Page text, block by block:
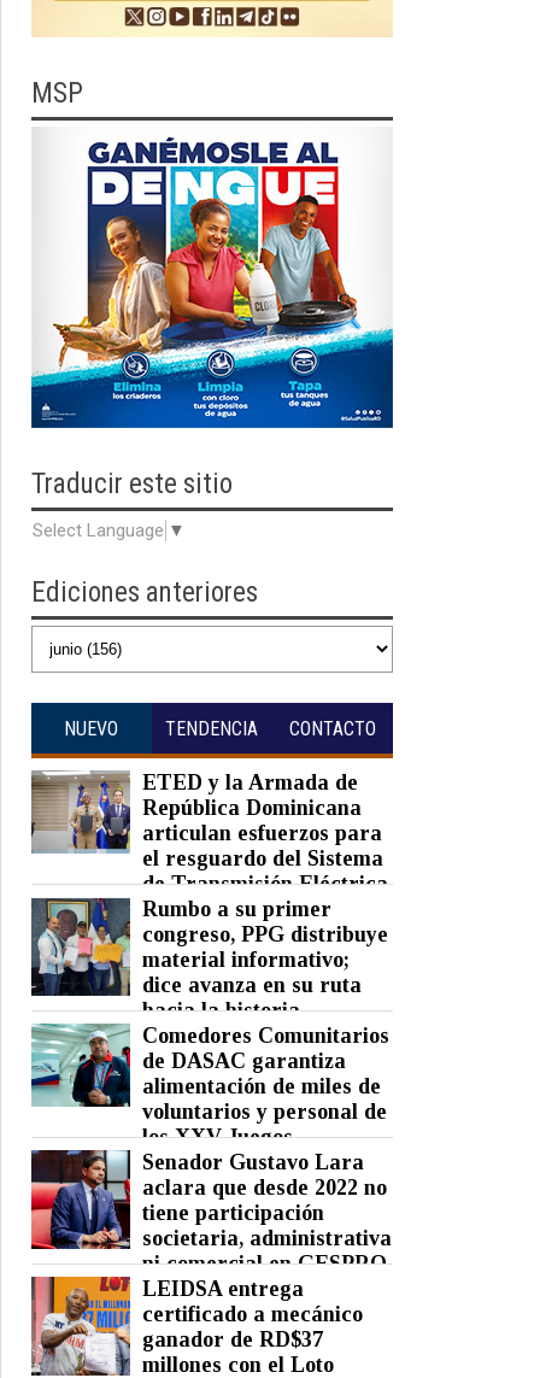
MSP
Traducir este sitio
Select Language ▼
Ediciones anteriores
NUEVO TENDENCIA CONTACTO
ETED y la Armada de
República Dominicana
articulan esfuerzos para
el resguardo del Sistema
de Transmisión Eléctrica
Nacional y fortalecimiento de
capacidades.
Posted on 07 Aug 2026 - 0 Comments
Rumbo a su primer
congreso, PPG distribuye
material informativo;
dice avanza en su ruta
hacia la historia
Posted on 07 Aug 2026 - 0 Comments
Comedores Comunitarios
de DASAC garantiza
alimentación de miles de
voluntarios y personal de
los XXV Juegos
Centroamericanos y del Caribe
Santo Domingo 2026
Posted on 07 Aug 2026 - 0 Comments
Senador Gustavo Lara
aclara que desde 2022 no
tiene participación
societaria, administrativa
ni comercial en GESPRO
Posted on 07 Aug 2026 - 0 Comments
LEIDSA entrega
certificado a mecánico
ganador de RD$37
millones con el Loto